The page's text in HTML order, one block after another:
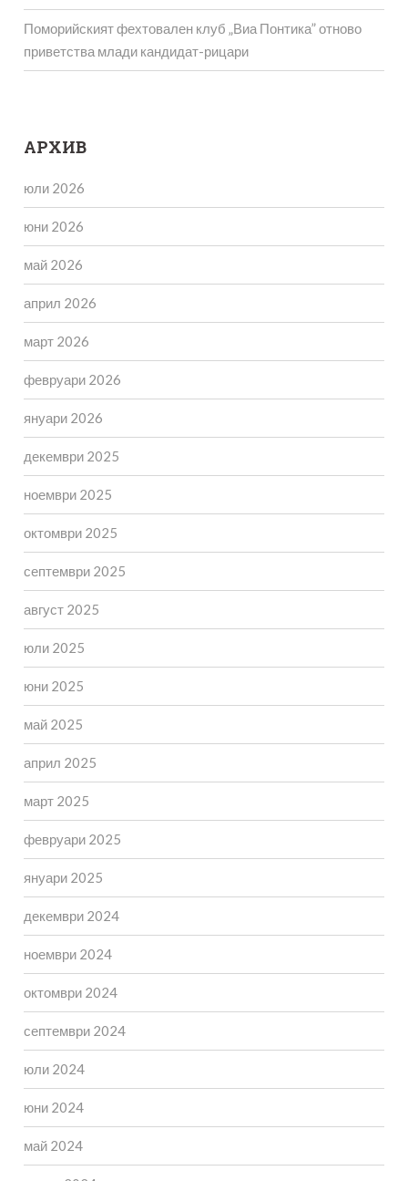
Поморийският фехтовален клуб „Виа Понтика” отново
приветства млади кандидат-рицари
АРХИВ
юли 2026
юни 2026
май 2026
април 2026
март 2026
февруари 2026
януари 2026
декември 2025
ноември 2025
октомври 2025
септември 2025
август 2025
юли 2025
юни 2025
май 2025
април 2025
март 2025
февруари 2025
януари 2025
декември 2024
ноември 2024
октомври 2024
септември 2024
юли 2024
юни 2024
май 2024